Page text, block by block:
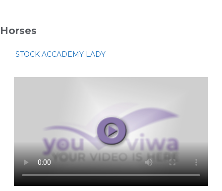
Horses
STOCK ACCADEMY LADY